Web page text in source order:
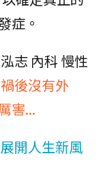
症。
志 內科 慢性
後沒有外
害...
開人生新風